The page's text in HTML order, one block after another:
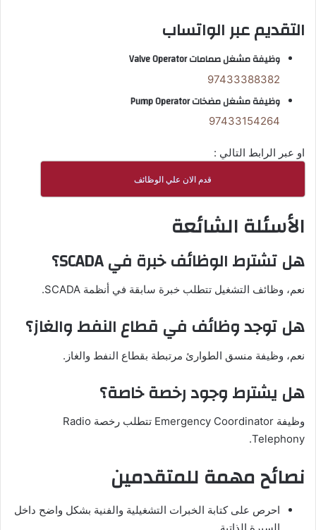
التقديم عبر الواتساب
وظيفة مشغل صمامات Valve Operator
97433388382
وظيفة مشغل مضخات Pump Operator
97433154264
او عبر الرابط التالي :
قدم الان علي الوظائف
الأسئلة الشائعة
هل تشترط الوظائف خبرة في SCADA؟
نعم، وظائف التشغيل تتطلب خبرة سابقة في أنظمة SCADA.
هل توجد وظائف في قطاع النفط والغاز؟
نعم، وظيفة منسق الطوارئ مرتبطة بقطاع النفط والغاز.
هل يشترط وجود رخصة خاصة؟
وظيفة Emergency Coordinator تتطلب رخصة Radio
Telephony.
نصائح مهمة للمتقدمين
احرص على كتابة الخبرات التشغيلية والفنية بشكل واضح داخل